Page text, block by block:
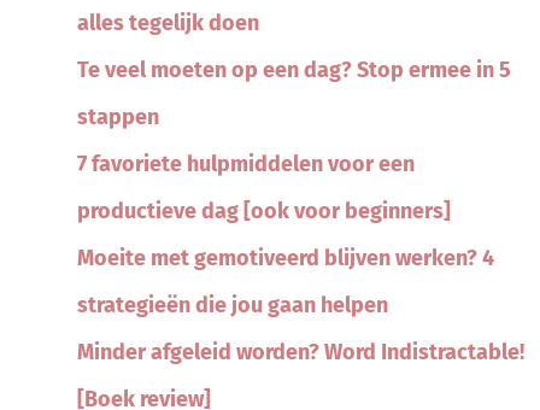
alles tegelijk doen
Te veel moeten op een dag? Stop ermee in 5
stappen
7 favoriete hulpmiddelen voor een
productieve dag [ook voor beginners]
Moeite met gemotiveerd blijven werken? 4
strategieën die jou gaan helpen
Minder afgeleid worden? Word Indistractable!
[Boek review]